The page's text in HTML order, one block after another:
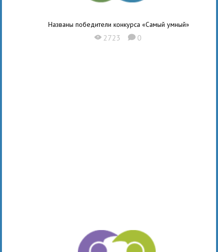
Названы победители конкурса «Самый умный»
X 2723 K 0